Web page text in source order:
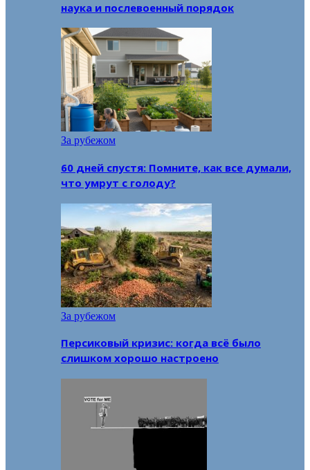
наука и послевоенный порядок
За рубежом
60 дней спустя: Помните, как все думали,
что умрут с голоду?
За рубежом
Персиковый кризис: когда всё было
слишком хорошо настроено